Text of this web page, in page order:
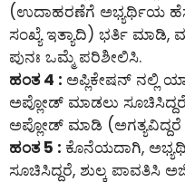
(ಉದಾಹರಣೆಗೆ ಅಭ್ಯರ್ಥಿಯ
ಸಂಖ್ಯೆ ಇತ್ಯಾದಿ) ಭರ್ತಿ ಮಾಡಿ,
ಪುನಃ ಒಮ್ಮೆ ಪರಿಶೀಲಿಸಿ.
ಹಂತ 4 : ಅಪ್ಲಿಕೇಷನ್ ನಲ್ಲಿ
ಅಪ್ಲೋಡ್ ಮಾಡಲು
ಅಪ್ಲೋಡ್ ಮಾಡಿ (ಅಗತ್ಯವಿದ್ದರೆ
ಹಂತ 5 : ಕೊನೆಯದಾಗಿ,
ಸೂಚಿಸಿದ್ದರೆ, ಶುಲ್ಕ ಪಾವತಿಸಿ